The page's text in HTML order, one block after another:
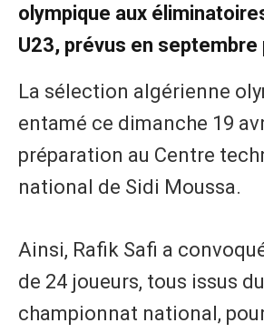
olympique aux
U23, prévus en septembre
La sélection algérienne
entamé ce dimanche 19
préparation au Centre
national de Sidi Moussa.
Ainsi, Rafik Safi a
de 24 joueurs, tous issus du
championnat national,